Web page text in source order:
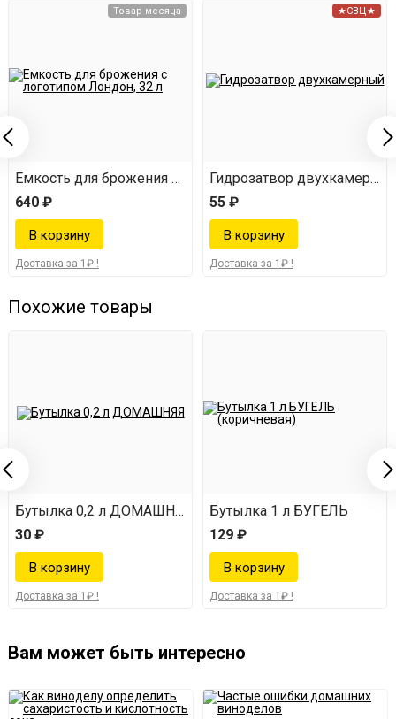
Товар месяца
Емкость для брожения с логотипом Лондон (32 л)
640 ₽
Доставка за 1₽ !
★СВЦ★
Гидрозатвор
55 ₽
Доставка за 1₽ !
Похожие товары
Бутылка 0,2 л ДОМАШНЯЯ
30 ₽
Доставка за 1₽ !
Бутылка 1 л БУГЕЛЬ
129 ₽
Доставка за 1₽ !
Вам может быть интересно